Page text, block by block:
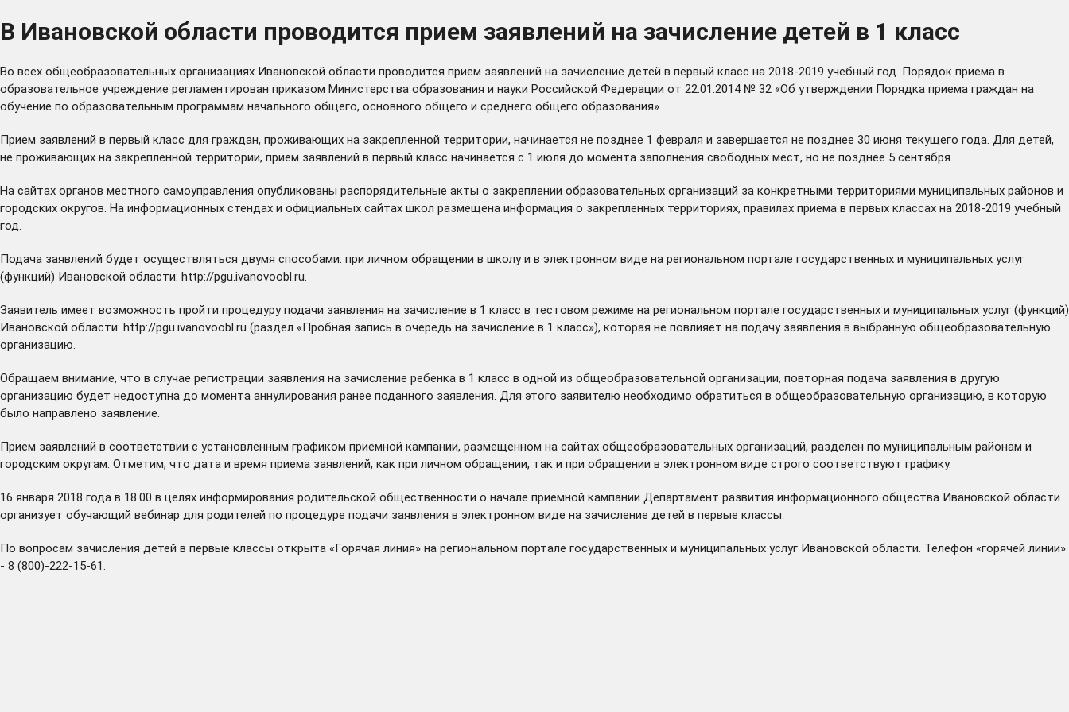
В Ивановской области проводится прием заявлений на зачисление детей в 1 класс
Во всех общеобразовательных организациях Ивановской области проводится прием заявлений на зачисление детей в первый класс на 2018-2019 учебный год. Порядок приема в
образовательное учреждение регламентирован приказом Министерства образования и науки Российской Федерации от 22.01.2014 № 32 «Об утверждении Порядка приема граждан на
обучение по образовательным программам начального общего, основного общего и среднего общего образования».
Прием заявлений в первый класс для граждан, проживающих на закрепленной территории, начинается не позднее 1 февраля и завершается не позднее 30 июня текущего года. Для детей,
не проживающих на закрепленной территории, прием заявлений в первый класс начинается с 1 июля до момента заполнения свободных мест, но не позднее 5 сентября.
На сайтах органов местного самоуправления опубликованы распорядительные акты о закреплении образовательных организаций за конкретными территориями муниципальных районов и
городских округов. На информационных стендах и официальных сайтах школ размещена информация о закрепленных территориях, правилах приема в первых классах на 2018-2019 учебный
год.
Подача заявлений будет осуществляться двумя способами: при личном обращении в школу и в электронном виде на региональном портале государственных и муниципальных услуг
(функций) Ивановской области: http://pgu.ivanovoobl.ru
Заявитель имеет возможность пройти процедуру подачи заявления на зачисление в 1 класс в тестовом режиме на региональном портале государственных и муниципальных услуг (функций)
Ивановской области: http://pgu.ivanovoobl.ru (раздел «Пробная запись в очередь на зачисление в 1 класс»), которая не повлияет на подачу заявления в выбранную общеобразовательную
организацию.
Обращаем внимание, что в случае регистрации заявления на зачисление ребенка в 1 класс в одной из общеобразовательной организации, повторная подача заявления в другую
организацию будет недоступна до момента аннулирования ранее поданного заявления. Для этого заявителю необходимо обратиться в общеобразовательную организацию, в которую
было направлено заявление.
Прием заявлений в соответствии с установленным графиком приемной кампании, размещенном на сайтах общеобразовательных организаций, разделен по муниципальным районам и
городским округам. Отметим, что дата и время приема заявлений, как при личном обращении, так и при обращении в электронном виде строго соответствуют графику.
16 января 2018 года в 18.00 в целях информирования родительской общественности о начале приемной кампании Департамент развития информационного общества Ивановской области
организует обучающий вебинар для родителей по процедуре подачи заявления в электронном виде на зачисление детей в первые классы.
По вопросам зачисления детей в первые классы открыта «Горячая линия» на региональном портале государственных и муниципальных услуг Ивановской области. Телефон «горячей линии»
- 8 (800)-222-15-61.